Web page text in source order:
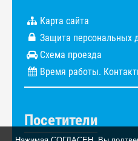
Карта сайта
Защита персональных
Схема проезда
Время работы.
Посетители